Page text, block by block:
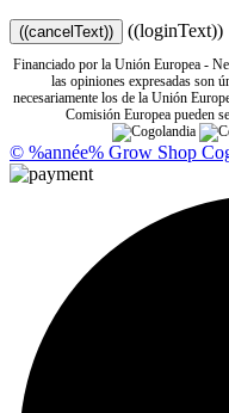
((cancelText)) ((loginText))
Financiado por la Unión Europea -
las opiniones expresadas son
necesariamente los de la Unión
Comisión Europea pueden
© %année% Grow Shop